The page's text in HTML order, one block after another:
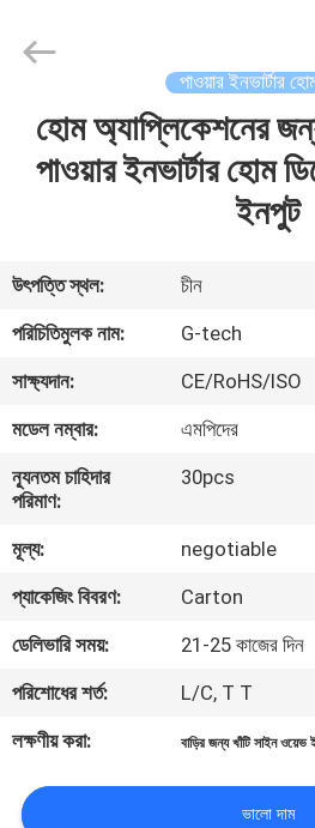
বাড়ি
আমাদের
সম্বন্ধে
কারখানা
পরিদর্শন
নিয়ন্ত্রণ
আমাদের
সাথে
যোগাযোগ
খবর
POWER
GROUP.
পাওয়ার ইনভার্টার
হোম অ্যাপ্লিকেশনের
পাওয়ার ইনভার্টার হোম
ইনপুট
উৎপত্তি স্থল:
চীন
পরিচিতিমুলক নাম:
G-tech
সাক্ষ্যদান:
CE/RoHS/ISO
মডেল নম্বার:
এমপিদের
ন্যূনতম চাহিদার
পরিমাণ:
30pcs
মূল্য:
negotiable
প্যাকেজিং বিবরণ:
Carton
ডেলিভারি সময়:
21-25 কাজের দিন
পরিশোধের শর্ত:
L/C, T T
লক্ষণীয় করা:
বাড়ির জন্য খাঁটি সাইন ওয়েভ
ভালো দাম